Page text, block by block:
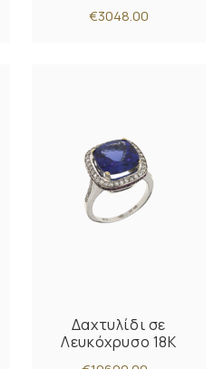
€3048.00
Δαχτυλίδι σε
Λευκόχρυσο 18K